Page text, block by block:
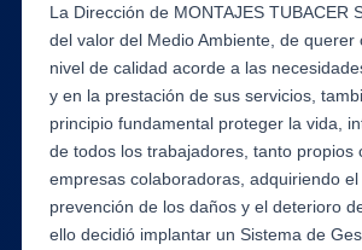
La Dirección de MONTAJES TUBACER
del valor del Medio Ambiente, de querer
nivel de calidad acorde a las
y en la prestación de sus servicios,
principio fundamental proteger la vida,
de todos los trabajadores, tanto propios
empresas colaboradoras, adquiriendo
prevención de los daños y el deterioro
ello decidió implantar un Sistema de